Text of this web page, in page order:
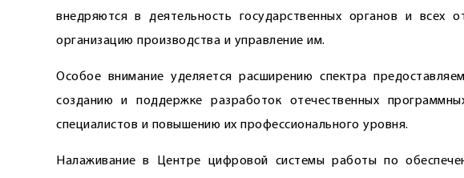
внедряются в деятельность государственных органов и всех
организацию производства и управление им.
Особое внимание уделяется расширению спектра
созданию и поддержке разработок отечественных
специалистов и повышению их профессионального уровня.
Налаживание в Центре цифровой системы работы по